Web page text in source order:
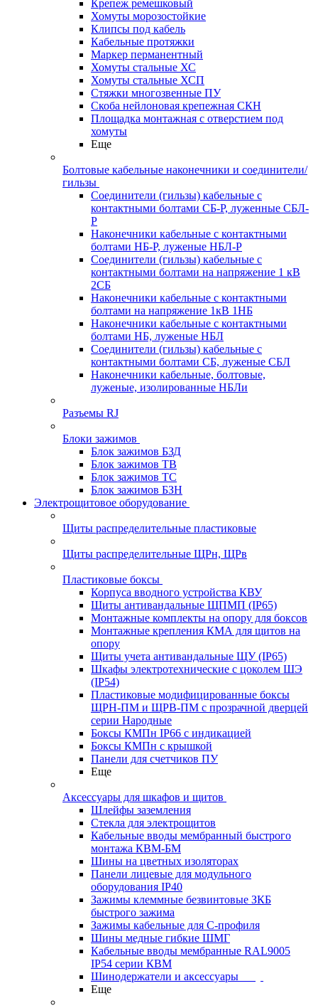
Крепеж ремешковый
Хомуты морозостойкие
Клипсы под кабель
Кабельные протяжки
Маркер перманентный
Хомуты стальные ХС
Хомуты стальные ХСП
Стяжки многозвенные ПУ
Скоба нейлоновая крепежная СКН
Площадка монтажная с отверстием под
хомуты
Еще
Болтовые кабельные наконечники и соединители/
гильзы
Соединители (гильзы) кабельные с
контактными болтами СБ-Р, луженные СБЛ-
Р
Наконечники кабельные с контактными
болтами НБ-Р, луженые НБЛ-Р
Соединители (гильзы) кабельные с
контактными болтами на напряжение 1 кВ
2СБ
Наконечники кабельные с контактными
болтами на напряжение 1кВ 1НБ
Наконечники кабельные с контактными
болтами НБ, луженые НБЛ
Соединители (гильзы) кабельные с
контактными болтами СБ, луженые СБЛ
Наконечники кабельные, болтовые,
луженые, изолированные НБЛи
Разъемы RJ
Блоки зажимов
Блок зажимов БЗД
Блок зажимов ТВ
Блок зажимов ТС
Блок зажимов БЗН
Электрощитовое оборудование
Щиты распределительные пластиковые
Щиты распределительные ЩРн, ЩРв
Пластиковые боксы
Корпуса вводного устройства КВУ
Щиты антивандальные ЩПМП (IP65)
Монтажные комплекты на опору для боксов
Монтажные крепления КМА для щитов на
опору
Щиты учета антивандальные ЩУ (IP65)
Шкафы электротехнические с цоколем ШЭ
(IP54)
Пластиковые модифицированные боксы
ЩРН-ПМ и ЩРВ-ПМ с прозрачной дверцей
серии Народные
Боксы КМПн IP66 с индикацией
Боксы КМПн с крышкой
Панели для счетчиков ПУ
Еще
Аксессуары для шкафов и щитов
Шлейфы заземления
Стекла для электрощитов
Кабельные вводы мембранный быстрого
монтажа КВМ-БМ
Шины на цветных изоляторах
Панели лицевые для модульного
оборудования IP40
Зажимы клеммные безвинтовые ЗКБ
быстрого зажима
Зажимы кабельные для С-профиля
Шины медные гибкие ШМГ
Кабельные вводы мембранные RAL9005
IP54 серии КВМ
Шинодержатели и аксессуары
Еще